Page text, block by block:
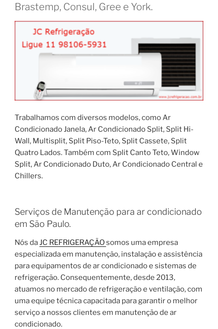
Brastemp, Consul, Gree e York.
Trabalhamos com diversos modelos, como Ar
Condicionado Janela, Ar Condicionado Split, Split Hi-
Wall, Multisplit, Split Piso-Teto, Split Cassete, Split
Quatro Lados. Também com Split Canto Teto, Window
Split, Ar Condicionado Duto, Ar Condicionado Central e
Chillers.
Serviços de Manutenção para ar condicionado
em São Paulo.
Nós daJC REFRIGERAÇÃOsomos uma empresa
especializada em manutenção, instalação e assistência
para equipamentos de ar condicionado e sistemas de
refrigeração. Consequentemente, desde 2013,
atuamos no mercado de refrigeração e ventilação, com
uma equipe técnica capacitada para garantir o melhor
serviço a nossos clientes em manutenção de ar
condicionado.